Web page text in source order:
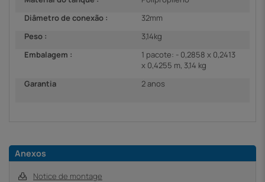
Diâmetro de conexão :
32mm
Peso :
3,14kg
Embalagem :
1 pacote: - 0,2858 x 0,2413
x 0,4255 m, 3,14 kg
Garantia
2 anos
Anexos
Notice de montage